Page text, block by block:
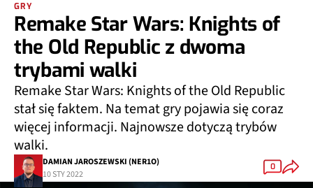
GRY
Remake Star Wars: Knights of
the Old Republic z dwoma
trybami walki
Remake Star Wars: Knights of the Old Republic
stał się faktem. Na temat gry pojawia się coraz
więcej informacji. Najnowsze dotyczą trybów
walki.
DAMIAN JAROSZEWSKI (NER1O)
10 STY 2022
0